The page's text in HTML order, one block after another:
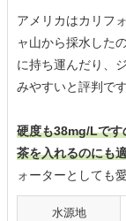
アメリカはカリフ
ャ山から採水した
に持ち運んだり、
みやすいと評判です
硬度も38mg/Lです
茶を入れるのにも
ォーターとしても
水源地